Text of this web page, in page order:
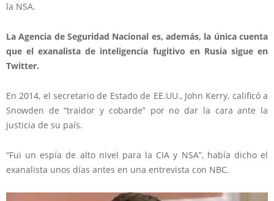
la NSA.
La Agencia de Seguridad Nacional es, además, la única cuenta
que el exanalista de inteligencia fugitivo en Rusia sigue en
Twitter.
En 2014, el secretario de Estado de EE.UU., John Kerry, calificó a
Snowden de “traidor y cobarde” por no dar la cara ante la
justicia de su país.
“Fui un espía de alto nivel para la CIA y NSA”, había dicho el
exanalista unos días antes en una entrevista con NBC.